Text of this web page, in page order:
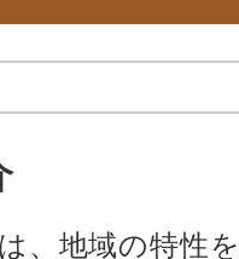
、地域の特性